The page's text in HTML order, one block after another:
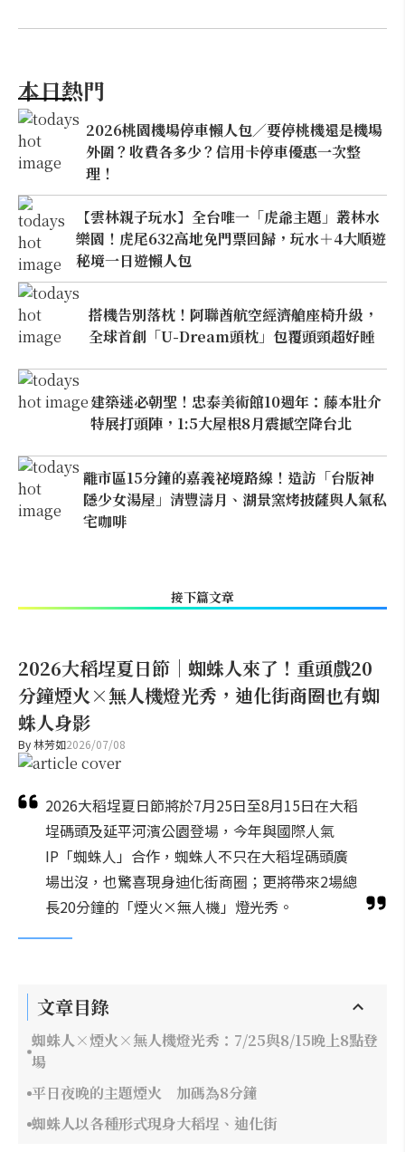
本日熱門
2026桃園機場停車懶人包／要停桃機還是機場
外圍？收費各多少？信用卡停車優惠一次整
理！
【雲林親子玩水】全台唯一「虎爺主題」叢林水
樂園！虎尾632高地免門票回歸，玩水＋4大順遊
秘境一日遊懶人包
搭機告別落枕！阿聯酋航空經濟艙座椅升級，
全球首創「U-Dream頭枕」包覆頭頸超好睡
建築迷必朝聖！忠泰美術館10週年：藤本壯介
特展打頭陣，1:5大屋根8月震撼空降台北
離市區15分鐘的嘉義祕境路線！造訪「台版神
隱少女湯屋」清豐濤月、湖景窯烤披薩與人氣私
宅咖啡
接下篇文章
2026大稻埕夏日節｜蜘蛛人來了！重頭戲20
分鐘煙火×無人機燈光秀，迪化街商圈也有蜘
蛛人身影
By林芳如2026/07/08
2026大稻埕夏日節將於7月25日至8月15日在大稻
埕碼頭及延平河濱公園登場，今年與國際人氣
IP「蜘蛛人」合作，蜘蛛人不只在大稻埕碼頭廣
場出沒，也驚喜現身迪化街商圈；更將帶來2場總
長20分鐘的「煙火×無人機」燈光秀。
文章目錄
蜘蛛人×煙火×無人機燈光秀：7/25與8/15晚上8點登
場
平日夜晚的主題煙火 加碼為8分鐘
蜘蛛人以各種形式現身大稻埕、迪化街